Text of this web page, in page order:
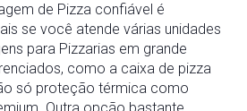
de Pizza confiável é
se você atende várias unidades
para Pizzarias em grande
como a caixa de pizza
só proteção térmica como